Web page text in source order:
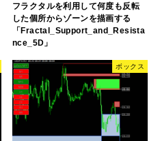
フラクタルを利用して何度も反転
した個所からゾーンを描画する
「Fractal_Support_and_Resista
nce_5D」
ボックス